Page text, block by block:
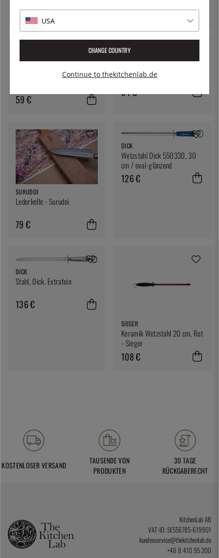
190 €
Keramikspitzer, 21 cm - MAC
59 €
VICTORINOX
Schneidstahl, ovales Profil,
mittel
54 €
SURUDOI
Lederkelle - Surudoi
79 €
DICK
Wetzstahl Dick 550330, 30
cm / oval-glänzend
126 €
DICK
Stahl, Dick. Extrafein
136 €
SIEGER
Keramik Wetzstahl 20 cm, Rot
- Sieger
108 €
KOSTENLOSER VERSAND
TAUSENDE VON
PRODUKTEN
30 TAGE
RÜCKGABERECHT
KitchenLab AB
VAT-ID: SE556785-619901
kundenservice@thekitchenlab.de
+46 8 410 95 200
USA
CHANGE COUNTRY
Continue to thekitchenlab.de